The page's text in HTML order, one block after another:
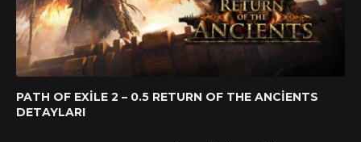
PATH OF EXILE 2 – 0.5 RETURN OF THE ANCIENTS
DETAYLARI